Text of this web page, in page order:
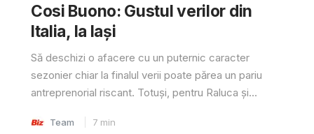
Cosi Buono: Gustul verilor din
Italia, la Iași
Să deschizi o afacere cu un puternic caracter
sezonier chiar la finalul verii poate părea un pariu
antreprenorial riscant. Totuși, pentru Raluca și...
Team 7 min